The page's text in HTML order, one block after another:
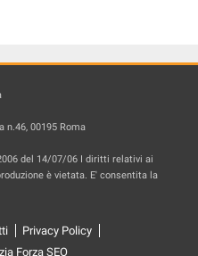
n.46, 00195 Roma
del 14/07/06 I diritti relativi ai
è vietata. E' consentita la
Privacy Policy
Forza SEO